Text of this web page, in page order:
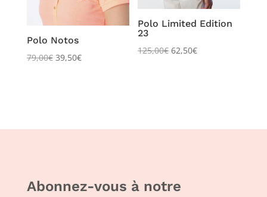
Polo Notos
79,00€ 39,50€
Polo Limited Edition
23
125,00€ 62,50€
Abonnez-vous à notre